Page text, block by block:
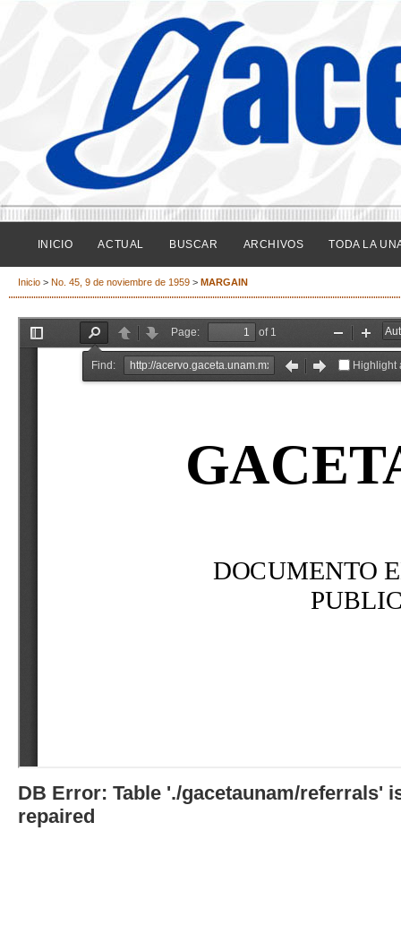
INICIO ACTUAL BUSCAR ARCHIVOS TODA LA
Inicio > No. 45, 9 de noviembre de 1959 > MARGAIN
DB Error: Table './gacetaunam/referrals'
repaired